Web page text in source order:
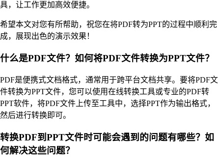
具，让工作更加高效便捷。
希望本文对您有所帮助，祝您在将PDF转为PPT的过程中顺利完
成，展现出色的演示效果！
什么是PDF文件？如何将PDF文件转换为PPT文件？
PDF是便携式文档格式，通常用于跨平台文档共享。要将PDF文
件转换为PPT文件，您可以使用在线转换工具或专业的PDF转
PPT软件，将PDF文件上传至工具中，选择PPT作为输出格式，
然后进行转换即可。
转换PDF到PPT文件时可能会遇到的问题有哪些？如
何解决这些问题？